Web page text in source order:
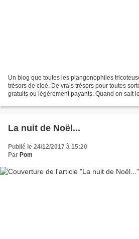
Un blog que toutes les plangonophiles
trésors de cloé. De vrais trésors pour toutes
gratuits ou légèrement payants. Quand on sait
La nuit de Noël...
Publié le 24/12/2017 à 15:20
Par Pom